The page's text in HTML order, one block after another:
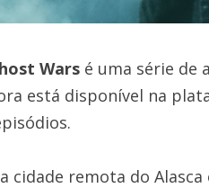
Wars é uma série de
está disponível na
cidade remota do